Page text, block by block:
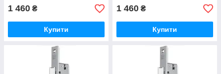
1 460 ₴
Купити
1 460 ₴
Купити